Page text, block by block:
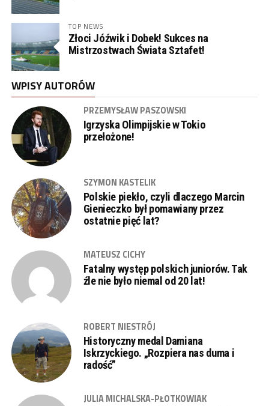
TOP NEWS
Złoci Jóźwik i Dobek! Sukces na
Mistrzostwach Świata Sztafet!
WPISY AUTORÓW
PRZEMYSŁAW PASZOWSKI
Igrzyska Olimpijskie w Tokio
przełożone!
SZYMON KASTELIK
Polskie piekło, czyli dlaczego Marcin
Gienieczko był pomawiany przez
ostatnie pięć lat?
MATEUSZ CICHY
Fatalny występ polskich juniorów. Tak
źle nie było niemal od 20 lat!
ROBERT NIESTRÓJ
Historyczny medal Damiana
Iskrzyckiego. „Rozpiera nas duma i
radość”
JULIA MICHALSKA-PŁOTKOWIAK